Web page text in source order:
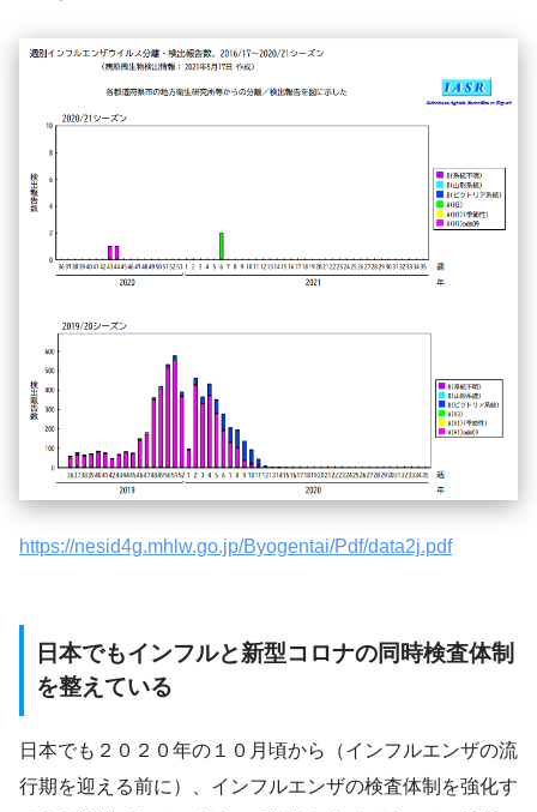
https://nesid4g.mhlw.go.jp/Byogentai/Pdf/data2j.pdf
日本でもインフルと新型コロナの同時検査体制
を整えている
日本でも２０２０年の１０月頃から（インフルエンザの流
行期を迎える前に）、インフルエンザの検査体制を強化す